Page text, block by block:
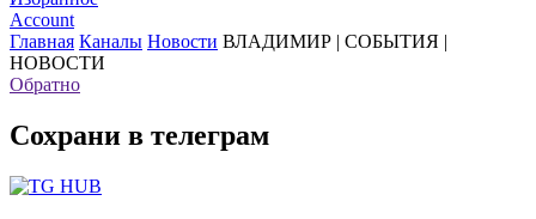
Account
Главная Каналы Новости ВЛАДИМИР | СОБЫТИЯ |
НОВОСТИ
Обратно
Сохрани в телеграм